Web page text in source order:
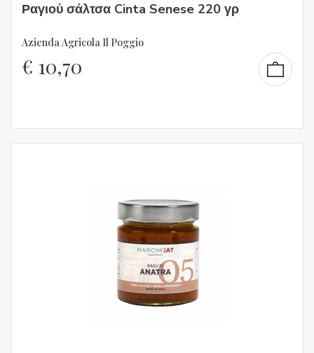
Ραγιού σάλτσα Cinta Senese 220 γρ
Azienda Agricola Il Poggio
€ 10,70